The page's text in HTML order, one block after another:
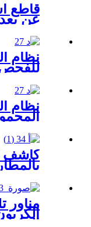
قاطع
عن
بنابض
نظام
للفحص
نظام
كاشف
مناور